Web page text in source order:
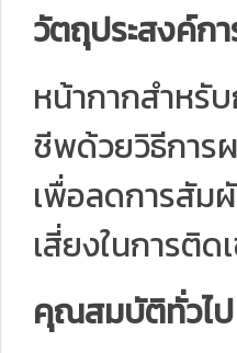
วัตถุประสงค์กา
หน้ากากสำหรั
ชีพด้วยวิธีการ
เพื่อลดการสัม
เสี่ยงในการติด
คุณสมบัติทั่วไป